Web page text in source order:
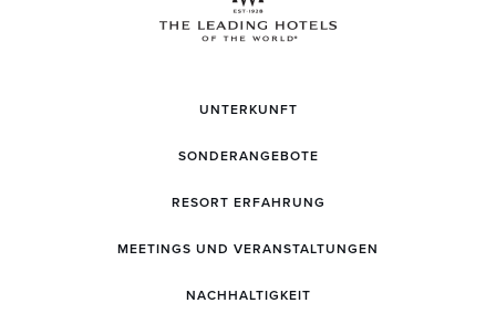
UNTERKUNFT
SONDERANGEBOTE
RESORT ERFAHRUNG
MEETINGS UND VERANSTALTUNGEN
NACHHALTIGKEIT